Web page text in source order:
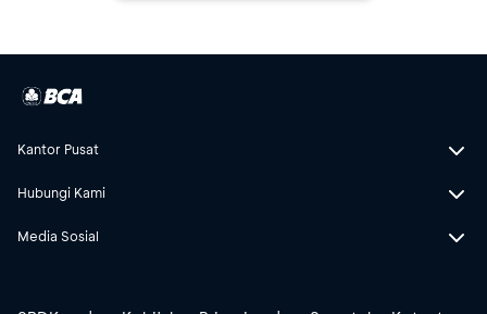
Kantor Pusat
Hubungi Kami
Media Sosial